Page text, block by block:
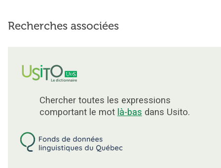
Recherches associées
Chercher toutes les expressions
comportant le mot là-bas dans Usito.